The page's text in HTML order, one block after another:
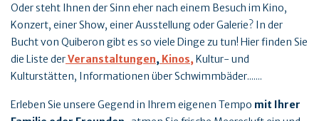
Oder steht Ihnen der Sinn eher nach einem Besuch im Kino,
Konzert, einer Show, einer Ausstellung oder Galerie? In der
Bucht von Quiberon gibt es so viele Dinge zu tun! Hier finden Sie
die Liste derVeranstaltungen, Kinos, Kultur- und
Kulturstätten, Informationen über Schwimmbäder.......
Erleben Sie unsere Gegend in Ihrem eigenen Tempo mit Ihrer